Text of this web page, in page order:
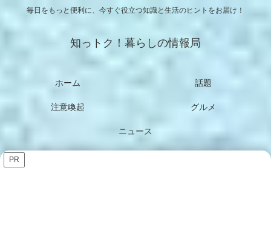
毎日をもっと便利に、今すぐ役立つ知識と生活のヒントをお届け！
知っトク！暮らしの情報局
ホーム 話題
注意喚起 グルメ
ニュース
PR